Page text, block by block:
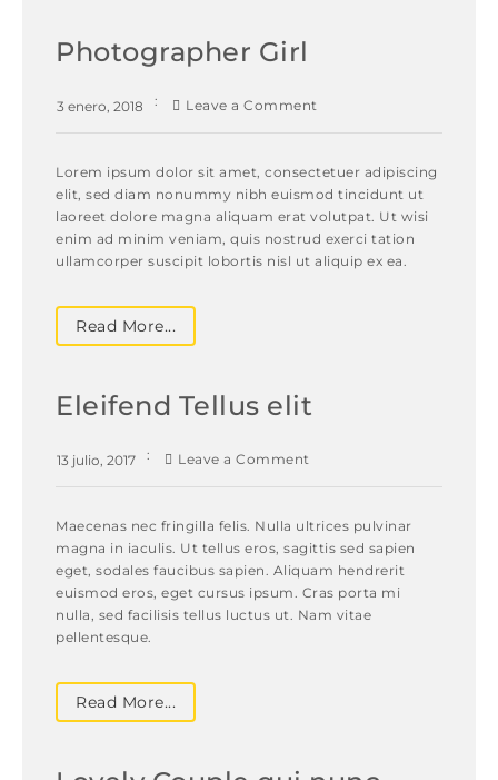
Photographer Girl
3 enero, 2018 Leave a Comment
Lorem ipsum dolor sit amet, consectetuer adipiscing
elit, sed diam nonummy nibh euismod tincidunt ut
laoreet dolore magna aliquam erat volutpat. Ut wisi
enim ad minim veniam, quis nostrud exerci tation
ullamcorper suscipit lobortis nisl ut aliquip ex ea.
Read More...
Eleifend Tellus elit
13 julio, 2017 Leave a Comment
Maecenas nec fringilla felis. Nulla ultrices pulvinar
magna in iaculis. Ut tellus eros, sagittis sed sapien
eget, sodales faucibus sapien. Aliquam hendrerit
euismod eros, eget cursus ipsum. Cras porta mi
nulla, sed facilisis tellus luctus ut. Nam vitae
pellentesque.
Read More...